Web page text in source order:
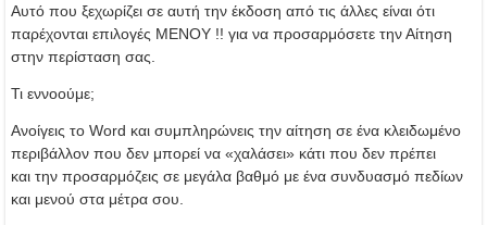
Αυτό που ξεχωρίζει σε αυτή την έκδοση από τις άλλες είναι ότι
παρέχονται επιλογές ΜΕΝΟΥ !! για να προσαρμόσετε την Αίτηση
στην περίσταση σας.
Τι εννοούμε;
Ανοίγεις το Word και συμπληρώνεις την αίτηση σε ένα κλειδωμένο
περιβάλλον που δεν μπορεί να «χαλάσει» κάτι που δεν πρέπει
και την προσαρμόζεις σε μεγάλα βαθμό με ένα συνδυασμό πεδίων
και μενού στα μέτρα σου.